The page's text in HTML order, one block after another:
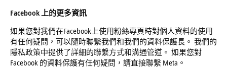
Facebook上的更多資訊
如果您對我們在Facebook上使用粉絲專頁時對個人資料的使用
有任何疑問，可以隨時聯繫我們和我們的資料保護長。 我們的
隱私政策中提供了詳細的聯繫方式和溝通管道。 如果您對
Facebook 的資料保護有任何疑問，請直接聯繫 Meta。